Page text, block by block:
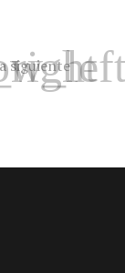
siguiente